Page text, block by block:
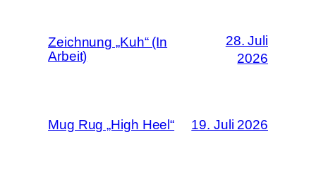
Zeichnung „Kuh“ (In
Arbeit)
28. Juli
2026
Mug Rug „High Heel“ 19. Juli 2026